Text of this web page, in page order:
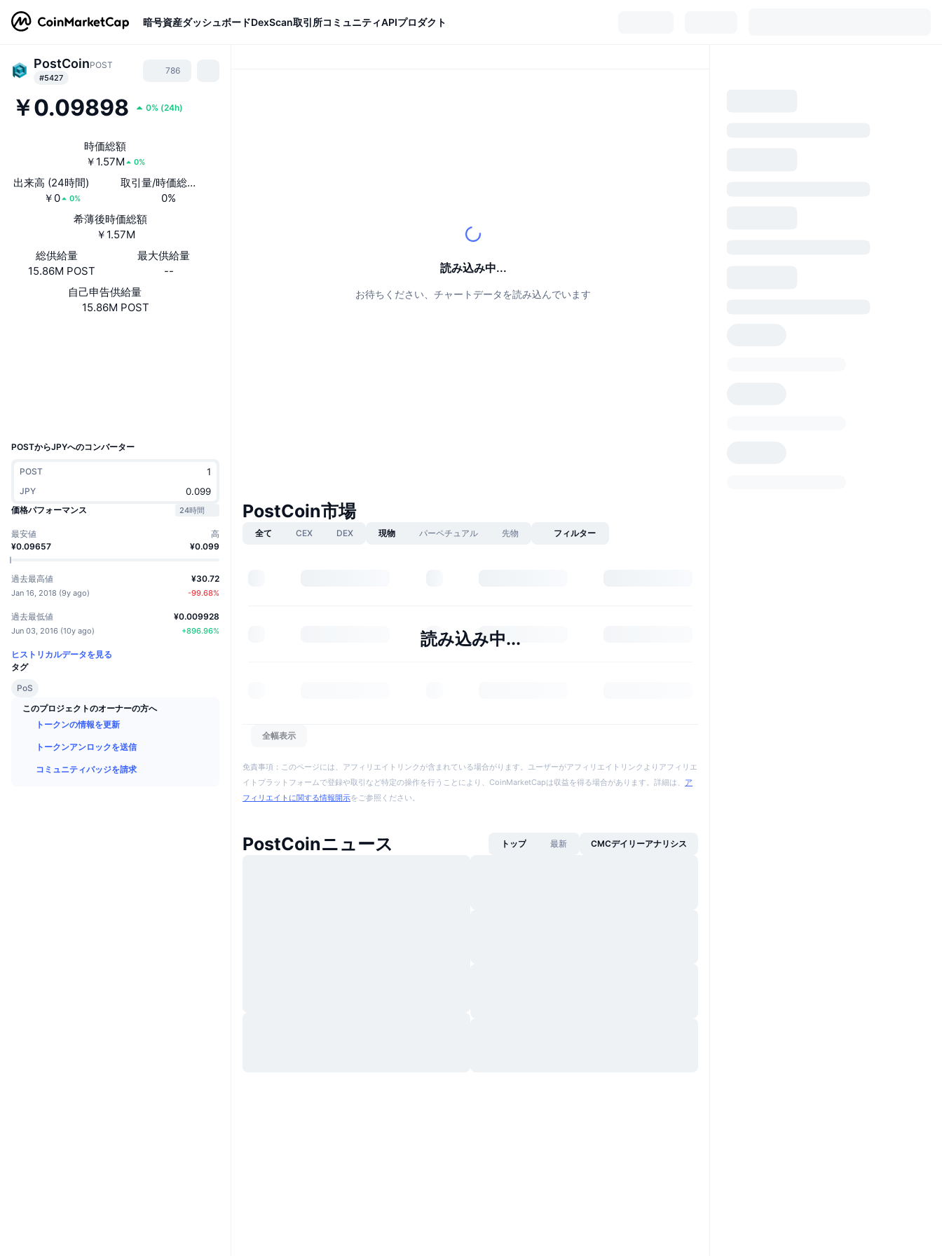
暗号資産ダッシュボードDexScan取引所コミュニティAPIプロダクト
PostCoinPOST
#5427
786
￥0.09898 0% (24h)
時価総額
￥1.57M
0%
出来高 (24時間)
￥0
0%
取引量/時価総額(24時間)
0%
希薄後時価総額
￥1.57M
総供給量
15.86M POST
最大供給量
--
自己申告供給量
15.86M POST
POSTからJPYへのコンバーター
POST
JPY
価格パフォーマンス
24時間
最安値
¥0.09657
高
¥0.099
過去最高値
Jan 16, 2018 (9y ago)
¥30.72
-99.68%
過去最低値
Jun 03, 2016 (10y ago)
¥0.009928
+896.96%
ヒストリカルデータを見る
タグ
PoS
このプロジェクトのオーナーの方へ
トークンの情報を更新
トークンアンロックを送信
コミュニティバッジを請求
読み込み中...
お待ちください、チャートデータを読み込んでいます
PostCoin市場
全て CEX DEX 現物 パーペチュアル 先物 フィルター
読み込み中...
全幅表示
免責事項：このページには、アフィリエイトリンクが含まれている場合がります。ユーザーがアフィリエイトリンクよりアフィリエ
イトプラットフォームで登録や取引など特定の操作を行うことにより、CoinMarketCapは収益を得る場合があります。詳細は、 ア
フィリエイトに関する情報開示をご参照ください。
PostCoinニュース トップ 最新 CMCデイリーアナリシス